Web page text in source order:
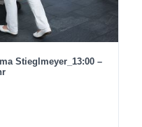
Stieglmeyer_13:00 –